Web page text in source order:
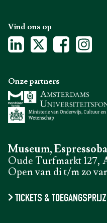
Vind ons op
Museum,
Oude Turfmarkt 127,
Open van di t/m zo
TICKETS &
Onze partners